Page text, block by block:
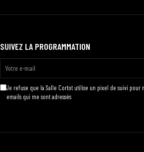
SUIVEZ LA PROGRAMMATION
Je refuse que la Salle Cortot utilise un pixel de suivi pour
emails qui me sont adressés